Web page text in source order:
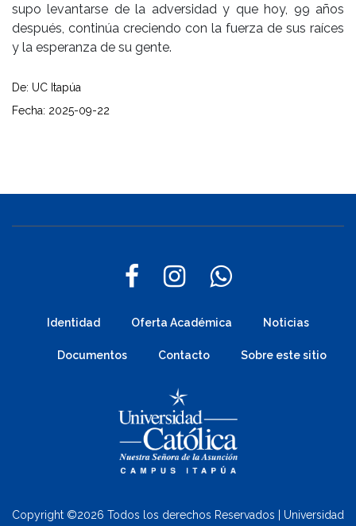
supo levantarse de la adversidad y que hoy, 99 años
después, continúa creciendo con la fuerza de sus raíces
y la esperanza de su gente.
De: UC Itapúa
Fecha: 2025-09-22
Identidad Oferta Académica Noticias
Documentos Contacto Sobre este sitio
Copyright ©2026 Todos los derechos Reservados | Universidad